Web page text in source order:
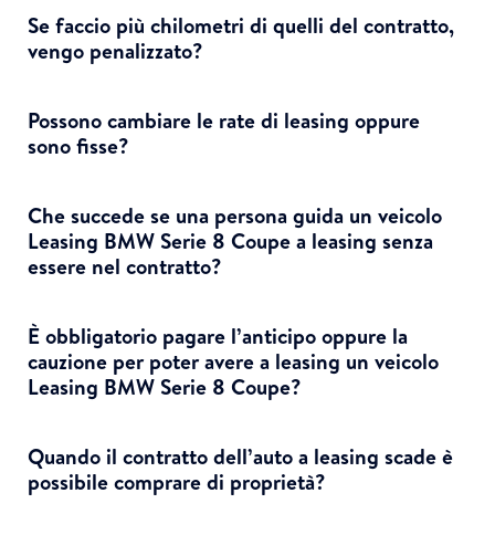
Se faccio più chilometri di quelli del contratto,
vengo penalizzato?
Possono cambiare le rate di leasing oppure
sono fisse?
Che succede se una persona guida un veicolo
Leasing BMW Serie 8 Coupe a leasing senza
essere nel contratto?
È obbligatorio pagare l’anticipo oppure la
cauzione per poter avere a leasing un veicolo
Leasing BMW Serie 8 Coupe?
Quando il contratto dell’auto a leasing scade è
possibile comprare di proprietà?